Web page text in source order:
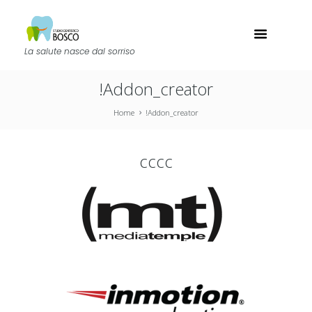
La salute nasce dal sorriso
!Addon_creator
Home !Addon_creator
cccc